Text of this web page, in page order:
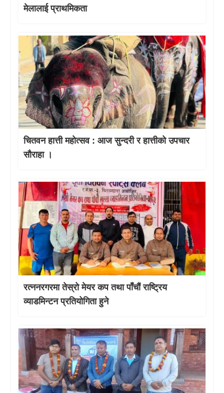
मेलालाई प्राथमिकता
चितवन हात्ती महाेत्सव : आज सुन्दरी र हात्तीको उपचार
साैराहा ।
रत्ननरगरमा तेस्राे मेयर कप तथा पाँचौं राष्ट्रिय
व्याडमिन्टन प्रतियोगिता हुने